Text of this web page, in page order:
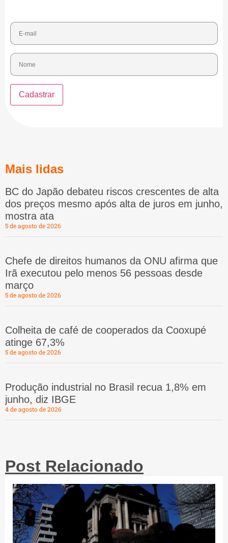
Mais lidas
BC do Japão debateu riscos crescentes de alta
dos preços mesmo após alta de juros em junho,
mostra ata
5 de agosto de 2026
Chefe de direitos humanos da ONU afirma que
Irã executou pelo menos 56 pessoas desde
março
5 de agosto de 2026
Colheita de café de cooperados da Cooxupé
atinge 67,3%
5 de agosto de 2026
Produção industrial no Brasil recua 1,8% em
junho, diz IBGE
4 de agosto de 2026
Post Relacionado